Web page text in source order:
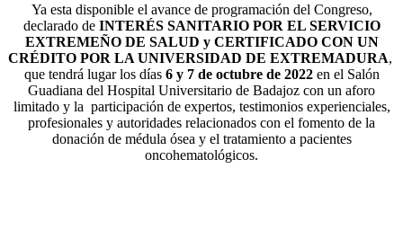
Ya esta disponible el avance de programación del Congreso,
declarado de INTERÉS SANITARIO POR EL SERVICIO
EXTREMEÑO DE SALUD y CERTIFICADO CON UN
CRÉDITO POR LA UNIVERSIDAD DE EXTREMADURA,
que tendrá lugar los días 6 y 7 de octubre de 2022 en el Salón
Guadiana del Hospital Universitario de Badajoz con un aforo
limitado y la participación de expertos, testimonios experienciales,
profesionales y autoridades relacionados con el fomento de la
donación de médula ósea y el tratamiento a pacientes
oncohematológicos.